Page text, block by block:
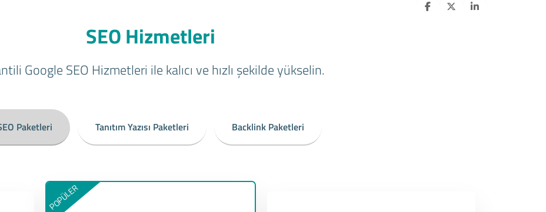
SEO Hizmetleri
Google SEO Hizmetleri ile kalıcı ve hızlı şekilde yükselin.
Paketleri Tanıtım Yazısı Paketleri Backlink Paketleri
POPÜLER